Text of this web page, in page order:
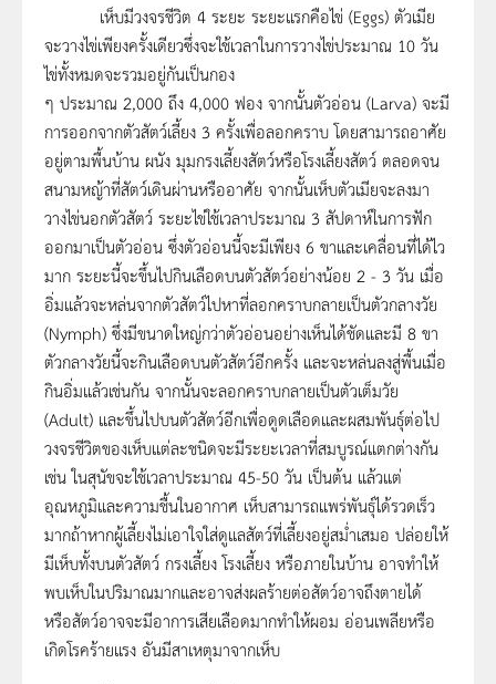
เห็บมีวงจรชีวิต 4 ระยะ ระยะแรกคือไข่ (Eggs) ตัวเมีย
จะวางไข่เพียงครั้งเดียวซึ่งจะใช้เวลาในการวางไข่ประมาณ 10 วัน
ไข่ทั้งหมดจะรวมอยู่กันเป็นกอง
ๆ ประมาณ 2,000 ถึง 4,000 ฟอง จากนั้นตัวอ่อน (Larva) จะมี
การออกจากตัวสัตว์เลี้ยง 3 ครั้งเพื่อลอกคราบ โดยสามารถอาศัย
อยู่ตามพื้นบ้าน ผนัง มุมกรงเลี้ยงสัตว์หรือโรงเลี้ยงสัตว์ ตลอดจน
สนามหญ้าที่สัตว์เดินผ่านหรืออาศัย จากนั้นเห็บตัวเมียจะลงมา
วางไข่นอกตัวสัตว์ ระยะไข่ใช้เวลาประมาณ 3 สัปดาห์ในการฟัก
ออกมาเป็นตัวอ่อน ซึ่งตัวอ่อนนี้จะมีเพียง 6 ขาและเคลื่อนที่ได้ไว
มาก ระยะนี้จะขึ้นไปกินเลือดบนตัวสัตว์อย่างน้อย 2 - 3 วัน เมื่อ
อิ่มแล้วจะหล่นจากตัวสัตว์ไปหาที่ลอกคราบกลายเป็นตัวกลางวัย
(Nymph) ซึ่งมีขนาดใหญ่กว่าตัวอ่อนอย่างเห็นได้ชัดและมี 8 ขา
ตัวกลางวัยนี้จะกินเลือดบนตัวสัตว์อีกครั้ง และจะหล่นลงสู่พื้นเมื่อ
กินอิ่มแล้วเช่นกัน จากนั้นจะลอกคราบกลายเป็นตัวเต็มวัย
(Adult) และขึ้นไปบนตัวสัตว์อีกเพื่อดูดเลือดและผสมพันธุ์ต่อไป
วงจรชีวิตของเห็บแต่ละชนิดจะมีระยะเวลาที่สมบูรณ์แตกต่างกัน
เช่น ในสุนัขจะใช้เวลาประมาณ 45-50 วัน เป็นต้น แล้วแต่
อุณหภูมิและความชื้นในอากาศ เห็บสามารถแพร่พันธุ์ได้รวดเร็ว
มากถ้าหากผู้เลี้ยงไม่เอาใจใส่ดูแลสัตว์ที่เลี้ยงอยู่สม่ำเสมอ ปล่อยให้
มีเห็บทั้งบนตัวสัตว์ กรงเลี้ยง โรงเลี้ยง หรือภายในบ้าน อาจทำให้
พบเห็บในปริมาณมากและอาจส่งผลร้ายต่อสัตว์อาจถึงตายได้
หรือสัตว์อาจจะมีอาการเสียเลือดมากทำให้ผอม อ่อนเพลียหรือ
เกิดโรคร้ายแรง อันมีสาเหตุมาจากเห็บ